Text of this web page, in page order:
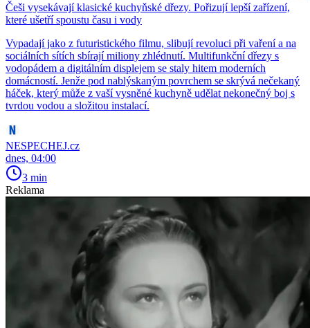
Češi vysekávají klasické kuchyňské dřezy. Pořizují lepší zařízení,
které ušetří spoustu času i vody
Vypadají jako z futuristického filmu, slibují revoluci při vaření a na
sociálních sítích sbírají miliony zhlédnutí. Multifunkční dřezy s
vodopádem a digitálním displejem se staly hitem moderních
domácností. Jenže pod nablýskaným povrchem se skrývá nečekaný
háček, který může z vaší vysněné kuchyně udělat nekonečný boj s
tvrdou vodou a složitou instalací.
NESPECHEJ.cz
dnes, 04:00
3 min
Reklama